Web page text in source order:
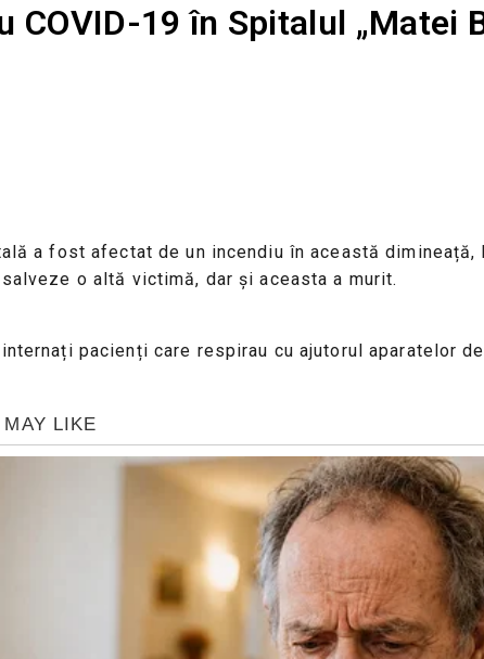
19 în Spitalul „Matei
a fost afectat de un incendiu în această
o altă victimă, dar și aceasta a murit.
pacienți care respirau cu ajutorul aparatelor